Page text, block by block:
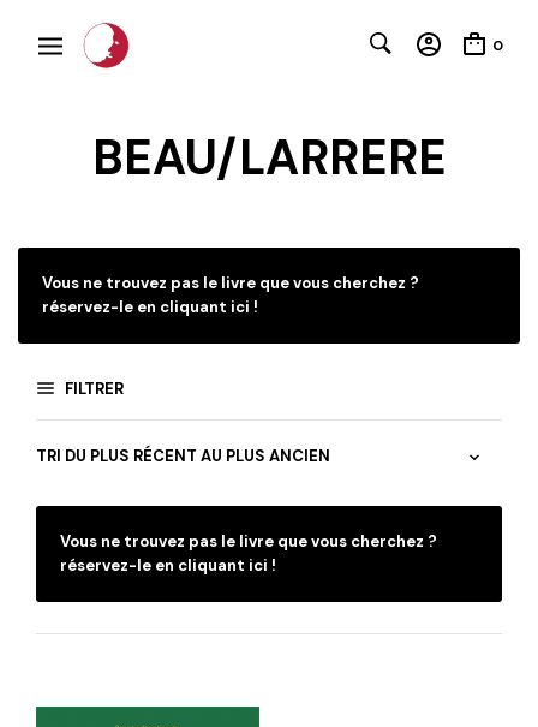
0
BEAU/LARRERE
Vous ne trouvez pas le livre que vous cherchez ?
réservez-le en cliquant ici !
FILTRER
Vous ne trouvez pas le livre que vous cherchez ?
réservez-le en cliquant ici !